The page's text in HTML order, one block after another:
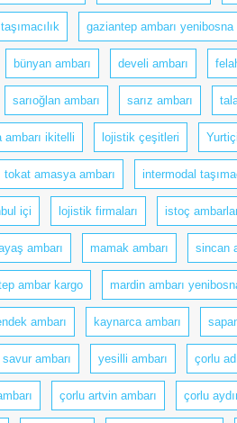
gaziantep ambarı yenibosna
bünyan ambarı develi ambarı
sarıoğlan ambarı sarız ambarı
ambarı ikitelli lojistik çeşitleri
tokat amasya ambarı intermodal
içi lojistik firmaları istoç
ambarı mamak ambarı sincan
ambar kargo mardin ambarı
ambarı kaynarca ambarı
savur ambarı yesilli ambarı çorlu
çorlu artvin ambarı çorlu